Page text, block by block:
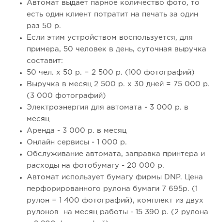
Автомат выдает парное количество фото, то
есть один клиент потратит на печать за один
раз 50 р.
Если этим устройством воспользуется, для
примера, 50 человек в день, суточная выручка
составит:
50 чел. х 50 р. = 2 500 р. (100 фотографий)
Выручка в месяц 2 500 р. х 30 дней = 75 000 р.
(3 000 фотографий)
Электроэнергия для автомата - 3 000 р. в
месяц
Аренда - 3 000 р. в месяц
Онлайн сервисы - 1 000 р.
Обслуживание автомата, заправка принтера и
расходы на фотобумагу - 20 000 р.
Автомат использует бумагу фирмы DNP. Цена
перфорированного рулона бумаги 7 695р. (1
рулон = 1 400 фотографий), комплект из двух
рулонов на месяц работы - 15 390 р. (2 рулона